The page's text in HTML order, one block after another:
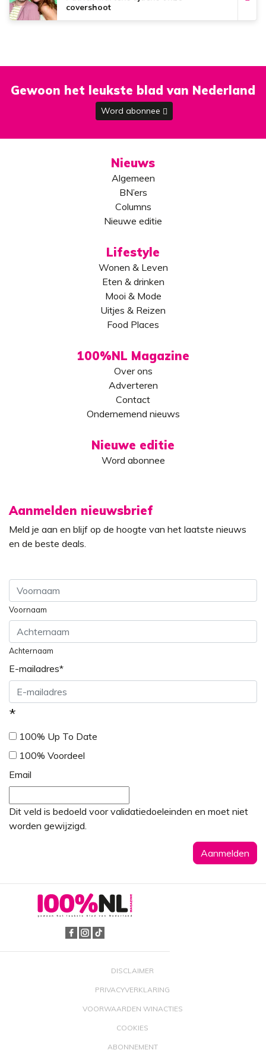
covershoot
Gewoon het leukste blad van Nederland
Word abonnee
Nieuws
Algemeen
BN’ers
Columns
Nieuwe editie
Lifestyle
Wonen & Leven
Eten & drinken
Mooi & Mode
Uitjes & Reizen
Food Places
100%NL Magazine
Over ons
Adverteren
Contact
Ondernemend nieuws
Nieuwe editie
Word abonnee
Aanmelden nieuwsbrief
Meld je aan en blijf op de hoogte van het laatste nieuws
en de beste deals.
Voornaam
Achternaam
E-mailadres*
*
100% Up To Date
100% Voordeel
Email
Dit veld is bedoeld voor validatiedoeleinden en moet niet
worden gewijzigd.
DISCLAIMER
PRIVACYVERKLARING
VOORWAARDEN WINACTIES
COOKIES
ABONNEMENT